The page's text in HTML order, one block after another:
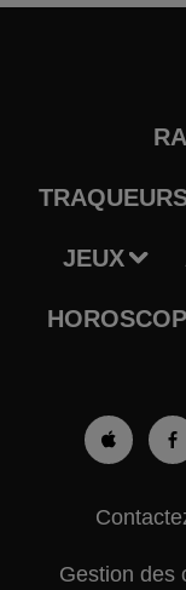
JEUX
Gestion des